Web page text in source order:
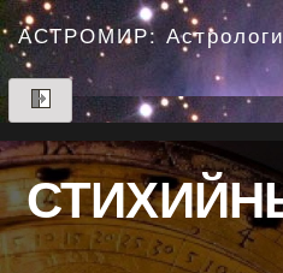
Перейти
до
вмісту
АСТРОМИР: